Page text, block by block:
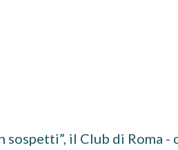
il Club di Roma -